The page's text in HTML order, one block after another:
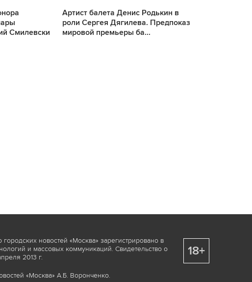
Смилевски
Артист балета Денис Родькин в
роли Сергея Дягилева. Предпоказ
мировой премьеры ба...
новостей «Москва» зарегистрировано в
и массовых коммуникаций. Свидетельство о
2013 г.
«Москва» А.Б. Воронченко.
18+